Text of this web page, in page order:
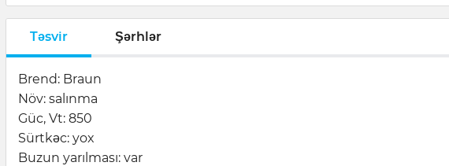
Təsvir Şərhlər
Brend: Braun
Növ: salınma
Güc, Vt: 850
Sürtkəc: yox
Buzun yarılması: var